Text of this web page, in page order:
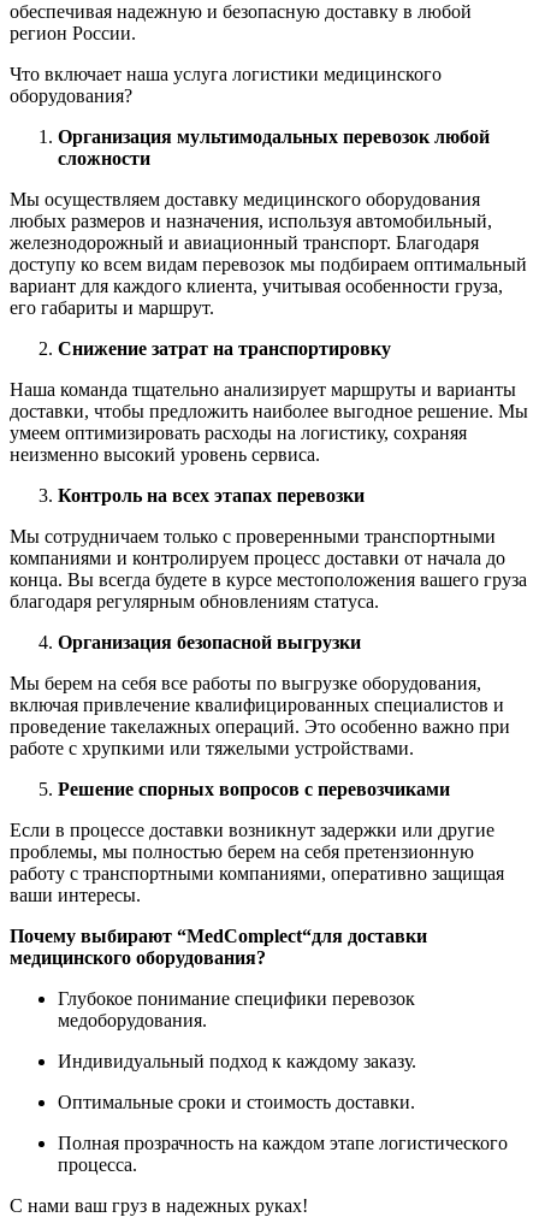
обеспечивая надежную и безопасную доставку в любой
регион России.
Что включает наша услуга логистики медицинского
оборудования?
Организация мультимодальных перевозок любой
сложности
Мы осуществляем доставку медицинского оборудования
любых размеров и назначения, используя автомобильный,
железнодорожный и авиационный транспорт. Благодаря
доступу ко всем видам перевозок мы подбираем оптимальный
вариант для каждого клиента, учитывая особенности груза,
его габариты и маршрут.
Снижение затрат на транспортировку
Наша команда тщательно анализирует маршруты и варианты
доставки, чтобы предложить наиболее выгодное решение. Мы
умеем оптимизировать расходы на логистику, сохраняя
неизменно высокий уровень сервиса.
Контроль на всех этапах перевозки
Мы сотрудничаем только с проверенными транспортными
компаниями и контролируем процесс доставки от начала до
конца. Вы всегда будете в курсе местоположения вашего груза
благодаря регулярным обновлениям статуса.
Организация безопасной выгрузки
Мы берем на себя все работы по выгрузке оборудования,
включая привлечение квалифицированных специалистов и
проведение такелажных операций. Это особенно важно при
работе с хрупкими или тяжелыми устройствами.
Решение спорных вопросов с перевозчиками
Если в процессе доставки возникнут задержки или другие
проблемы, мы полностью берем на себя претензионную
работу с транспортными компаниями, оперативно защищая
ваши интересы.
Почему выбирают “MedComplect“для доставки
медицинского оборудования?
Глубокое понимание специфики перевозок
медоборудования.
Индивидуальный подход к каждому заказу.
Оптимальные сроки и стоимость доставки.
Полная прозрачность на каждом этапе логистического
процесса.
С нами ваш груз в надежных руках!